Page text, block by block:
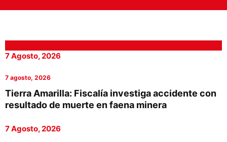
Actualidad Minera
Minerí­a Subterránea
Proveedores
Canal Digital
7 Agosto, 2026
7 agosto, 2026
Tierra Amarilla: Fiscalía investiga accidente con
resultado de muerte en faena minera
7 Agosto, 2026